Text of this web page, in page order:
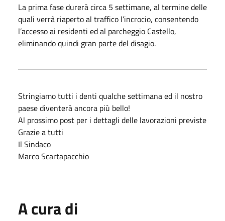
La prima fase durerà circa 5 settimane, al termine delle
quali verrà riaperto al traffico l’incrocio, consentendo
l’accesso ai residenti ed al parcheggio Castello,
eliminando quindi gran parte del disagio.
Stringiamo tutti i denti qualche settimana ed il nostro
paese diventerà ancora più bello!
Al prossimo post per i dettagli delle lavorazioni previste
Grazie a tutti
Il Sindaco
Marco Scartapacchio
A cura di